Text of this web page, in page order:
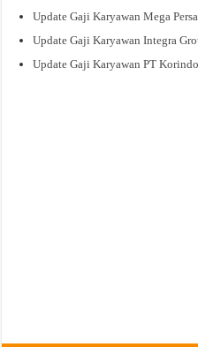
Update Gaji Karyawan Mega
Update Gaji Karyawan Integra
Update Gaji Karyawan PT